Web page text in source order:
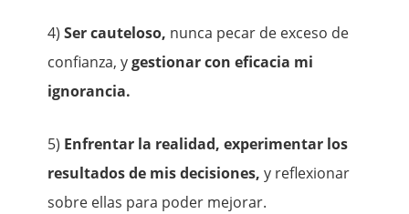
4)Ser cauteloso, nunca pecar de exceso de
confianza, ygestionar con eficacia mi
ignorancia.
5) Enfrentar la realidad, experimentar los
resultados de mis decisiones, y reflexionar
sobre ellas para poder mejorar.